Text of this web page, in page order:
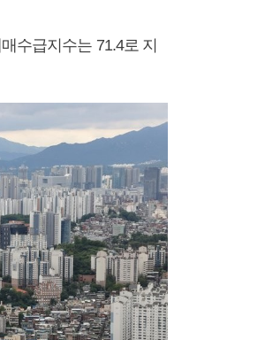
수급지수는 71.4로 지